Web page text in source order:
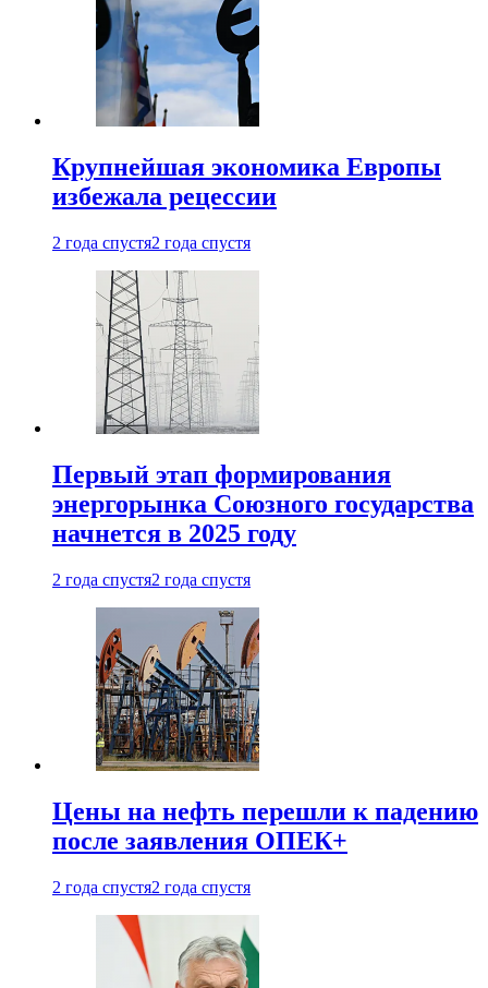
Крупнейшая экономика Европы
избежала рецессии
2 года спустя2 года спустя
Первый этап формирования
энергорынка Союзного государства
начнется в 2025 году
2 года спустя2 года спустя
Цены на нефть перешли к падению
после заявления ОПЕК+
2 года спустя2 года спустя